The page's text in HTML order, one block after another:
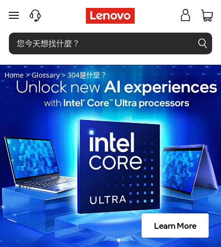
是
什
？
跳至主要內容
Home>Glossary> 304是什麼？
Learn More